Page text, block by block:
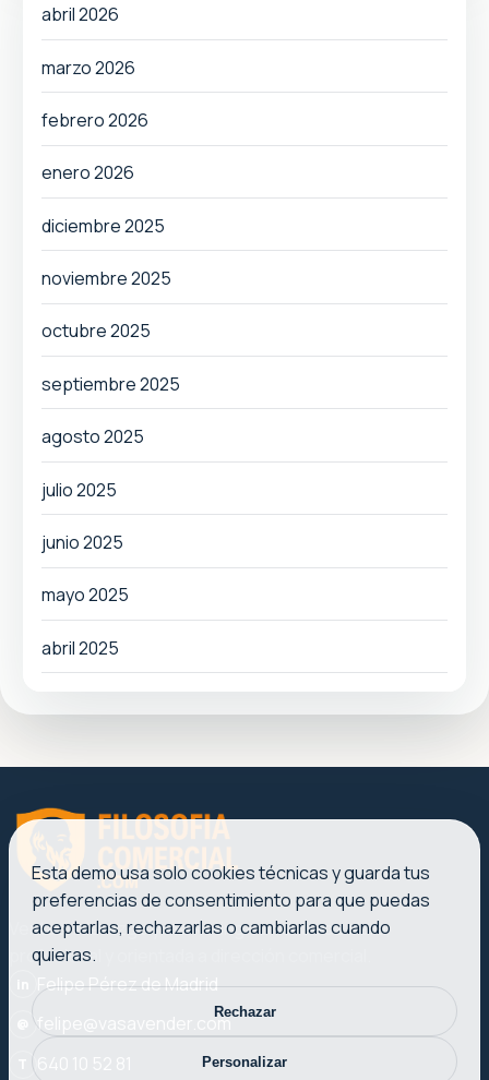
abril 2026
marzo 2026
febrero 2026
enero 2026
diciembre 2025
noviembre 2025
octubre 2025
septiembre 2025
agosto 2025
julio 2025
junio 2025
mayo 2025
abril 2025
Ventas, liderazgo y marketing con una voz clara,
profesional y orientada a dirección comercial.
Felipe Pérez de Madrid
felipe@vasavender.com
Esta demo usa solo cookies técnicas y guarda tus
preferencias de consentimiento para que puedas
aceptarlas, rechazarlas o cambiarlas cuando
quieras.
Rechazar
Personalizar